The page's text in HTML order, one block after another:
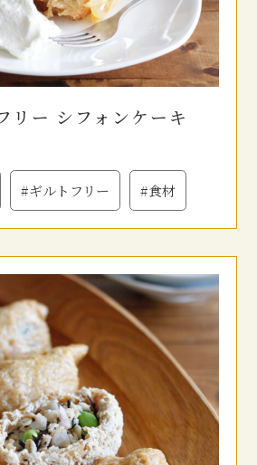
リー シフォンケーキ
#ギルトフリー #食材